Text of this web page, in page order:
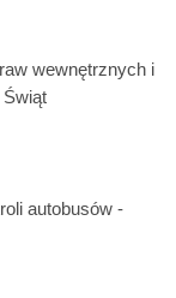
wewnętrznych i
autobusów -